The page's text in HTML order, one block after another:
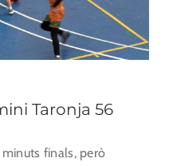
Taronja 56
minuts finals, però